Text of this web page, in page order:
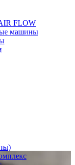
FLOW
машины